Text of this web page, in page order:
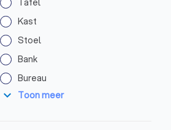
Tafel
Kast
Stoel
Bank
Bureau
expand_more Toon meer